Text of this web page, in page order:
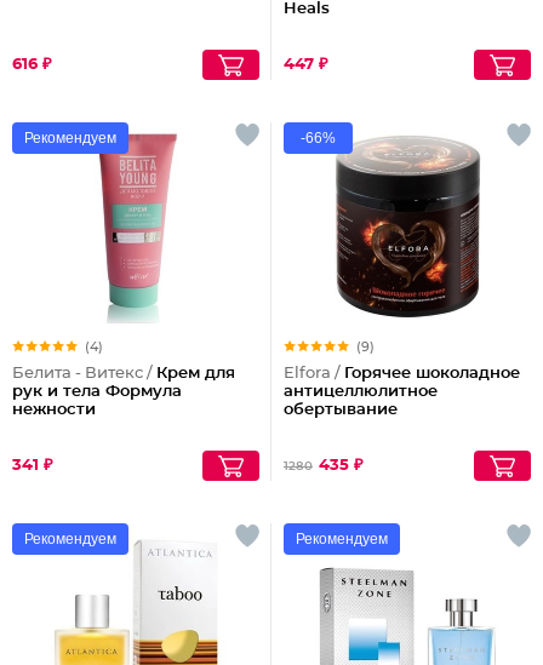
616 ₽
Heals
447 ₽
Рекомендуем
(4)
Белита - Витекс / Крем для
рук и тела Формула
нежности
341 ₽
-66%
(9)
Elfora / Горячее шоколадное
антицеллюлитное
обертывание
1280 435 ₽
Рекомендуем Рекомендуем